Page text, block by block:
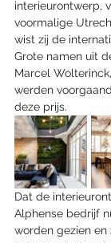
interieurontwerp,
voormalige
wist zij de
Grote namen uit
Marcel
werden
deze prijs.
Dat de
Alphense bedrijf
worden gezien en